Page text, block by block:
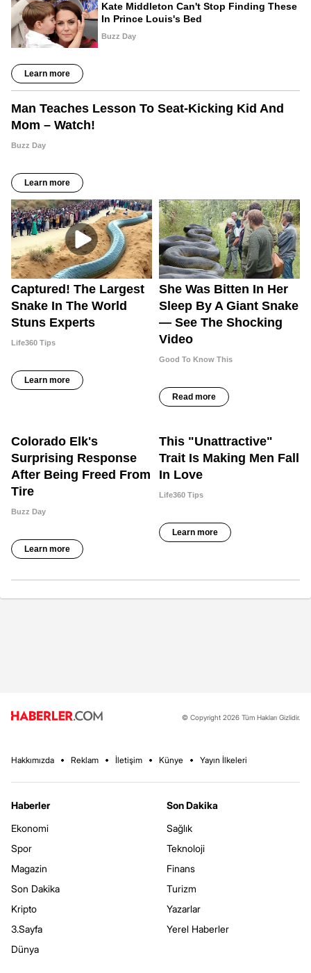
© Copyright 2026 Tüm Hakları Gizlidir.
Hakkımızda Reklam İletişim Künye Yayın İlkeleri
Haberler
Ekonomi
Spor
Magazin
Son Dakika
Kripto
3.Sayfa
Dünya
Son Dakika
Sağlık
Teknoloji
Finans
Turizm
Yazarlar
Yerel Haberler